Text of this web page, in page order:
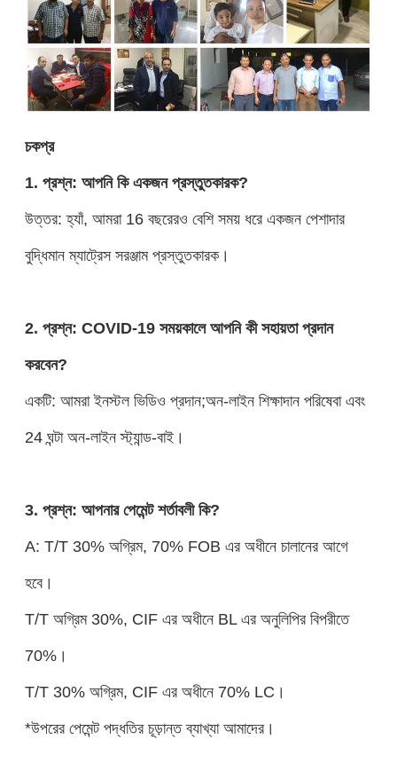
চকপ্র
1. প্রশ্ন: আপনি কি একজন প্রস্তুতকারক?
উত্তর: হ্যাঁ, আমরা 16 বছরেরও বেশি সময় ধরে একজন পেশাদার
বুদ্ধিমান ম্যাট্রেস সরঞ্জাম প্রস্তুতকারক।
2. প্রশ্ন: COVID-19 সময়কালে আপনি কী সহায়তা প্রদান
করবেন?
একটি: আমরা ইনস্টল ভিডিও প্রদান;অন-লাইন শিক্ষাদান পরিষেবা এবং
24 ঘন্টা অন-লাইন স্ট্যান্ড-বাই।
3. প্রশ্ন: আপনার পেমেন্ট শর্তাবলী কি?
A: T/T 30% অগ্রিম, 70% FOB এর অধীনে চালানের আগে
হবে।
T/T অগ্রিম 30%, CIF এর অধীনে BL এর অনুলিপির বিপরীতে
70%।
T/T 30% অগ্রিম, CIF এর অধীনে 70% LC।
*উপরের পেমেন্ট পদ্ধতির চূড়ান্ত ব্যাখ্যা আমাদের।